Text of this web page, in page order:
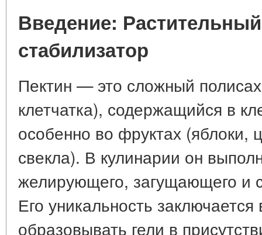
Введение:
стабилизатор
Пектин — это сложный
клетчатка), содержащийся в
особенно во фруктах (яблоки,
свекла). В кулинарии он
желирующего, загущающего и
Его уникальность
образовывать гели в